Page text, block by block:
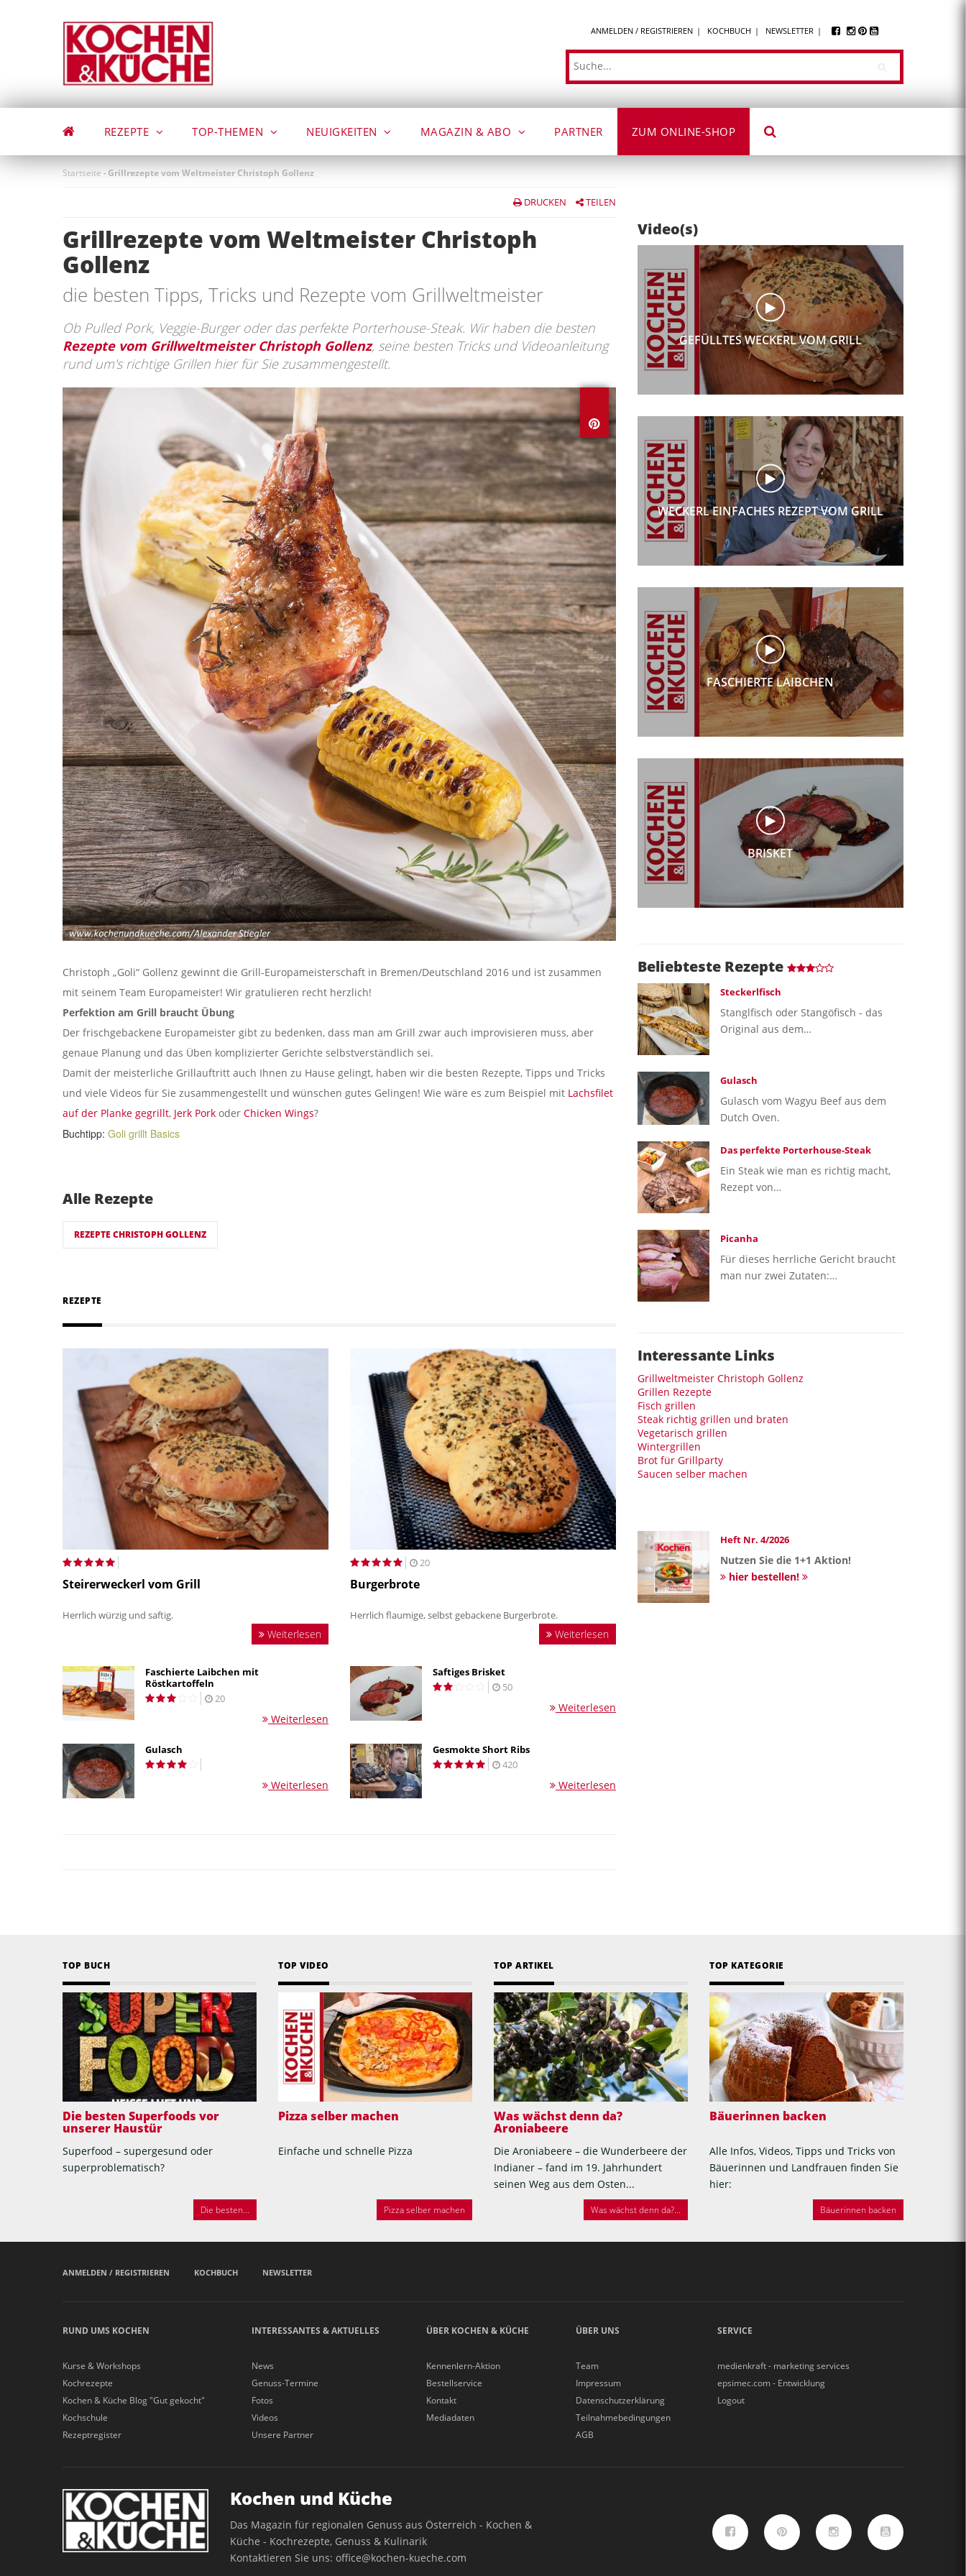
ANMELDEN / REGISTRIEREN KOCHBUCH NEWSLETTER
Suche
REZEPTE TOP-THEMEN NEUIGKEITEN MAGAZIN & ABO PARTNER ZUM ONLINE-SHOP
Startseite -Grillrezepte vom Weltmeister Christoph Gollenz
DRUCKEN TEILEN
Grillrezepte vom Weltmeister Christoph
Gollenz
die besten Tipps, Tricks und Rezepte vom Grillweltmeister
Ob Pulled Pork, Veggie-Burger oder das perfekte Porterhouse-Steak. Wir haben die besten
Rezepte vom Grillweltmeister Christoph Gollenz, seine besten Tricks und Videoanleitung
rund um's richtige Grillen hier für Sie zusammengestellt.
Christoph „Goli“ Gollenz gewinnt die Grill-Europameisterschaft in Bremen/Deutschland 2016 und ist zusammen
mit seinem Team Europameister! Wir gratulieren recht herzlich!
Perfektion am Grill braucht Übung
Der frischgebackene Europameister gibt zu bedenken, dass man am Grill zwar auch improvisieren muss, aber
genaue Planung und das Üben komplizierter Gerichte selbstverständlich sei.
Damit der meisterliche Grillauftritt auch Ihnen zu Hause gelingt, haben wir die besten Rezepte, Tipps und Tricks
und viele Videos für Sie zusammengestellt und wünschen gutes Gelingen! Wie wäre es zum Beispiel mit Lachsfilet
auf der Planke gegrillt, Jerk Pork oder Chicken Wings?
Buchtipp: Goli grillt Basics
Alle Rezepte
REZEPTE CHRISTOPH GOLLENZ
REZEPTE
Steirerweckerl vom Grill
Herrlich würzig und saftig.
Weiterlesen
20
Burgerbrote
Herrlich flaumige, selbst gebackene Burgerbrote.
Weiterlesen
Faschierte Laibchen mit
Röstkartoffeln
20
Weiterlesen
Saftiges Brisket
50
Weiterlesen
Gulasch
Weiterlesen
Gesmokte Short Ribs
420
Weiterlesen
Video(s)
GEFÜLLTES WECKERL VOM GRILL
WECKERL EINFACHES REZEPT VOM GRILL
FASCHIERTE LAIBCHEN
BRISKET
Beliebteste Rezepte
Steckerlfisch
Stanglfisch oder Stangöfisch - das
Original aus dem…
Gulasch
Gulasch vom Wagyu Beef aus dem
Dutch Oven.
Das perfekte Porterhouse-Steak
Ein Steak wie man es richtig macht,
Rezept von…
Picanha
Für dieses herrliche Gericht braucht
man nur zwei Zutaten:…
Interessante Links
Grillweltmeister Christoph Gollenz
Grillen Rezepte
Fisch grillen
Steak richtig grillen und braten
Vegetarisch grillen
Wintergrillen
Brot für Grillparty
Saucen selber machen
Heft Nr. 4/2026
Nutzen Sie die 1+1 Aktion!
hier bestellen!
TOP BUCH
Die besten Superfoods vor
unserer Haustür
Superfood – supergesund oder
superproblematisch?
Die besten...
TOP VIDEO
Pizza selber machen
Einfache und schnelle Pizza
Pizza selber machen
TOP ARTIKEL
Was wächst denn da?
Aroniabeere
Die Aroniabeere – die Wunderbeere der
Indianer – fand im 19. Jahrhundert
seinen Weg aus dem Osten...
Was wächst denn da?...
TOP KATEGORIE
Bäuerinnen backen
Alle Infos, Videos, Tipps und Tricks von
Bäuerinnen und Landfrauen finden Sie
hier:
Bäuerinnen backen
ANMELDEN / REGISTRIEREN KOCHBUCH NEWSLETTER
RUND UMS KOCHEN
Kurse & Workshops
Kochrezepte
Kochen & Küche Blog "Gut gekocht"
Kochschule
Rezeptregister
INTERESSANTES & AKTUELLES
News
Genuss-Termine
Fotos
Videos
Unsere Partner
ÜBER KOCHEN & KÜCHE
Kennenlern-Aktion
Bestellservice
Kontakt
Mediadaten
ÜBER UNS
Team
Impressum
Datenschutzerklärung
Teilnahmebedingungen
AGB
SERVICE
medienkraft - marketing services
epsimec.com - Entwicklung
Logout
Kochen und Küche
Das Magazin für regionalen Genuss aus Österreich - Kochen &
Küche - Kochrezepte, Genuss & Kulinarik
Kontaktieren Sie uns:office@kochen-kueche.com